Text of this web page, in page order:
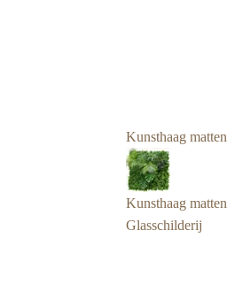
Kunsthaag matten
Kunsthaag matten
Glasschilderij